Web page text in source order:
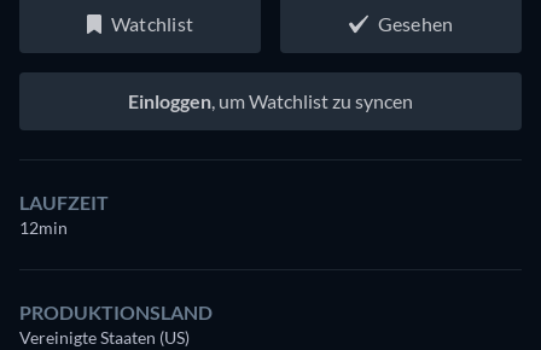
Watchlist Gesehen
Einloggen, um Watchlist zu syncen
LAUFZEIT
12min
PRODUKTIONSLAND
Vereinigte Staaten (US)